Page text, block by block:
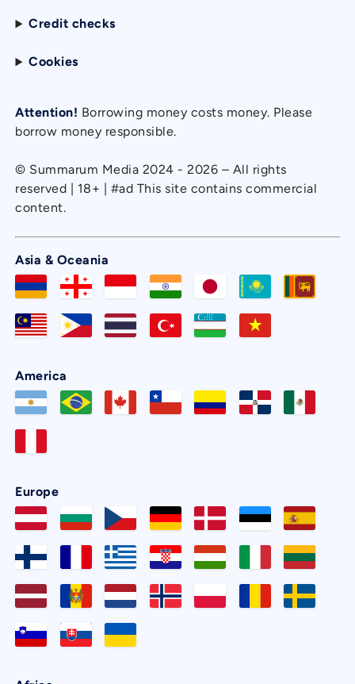
Credit checks
Cookies
Attention! Borrowing money costs money. Please
borrow money responsible.
© Summarum Media 2024 - 2026 – All rights
reserved | 18+ | #ad This site contains commercial
content.
Asia & Oceania
America
Europe